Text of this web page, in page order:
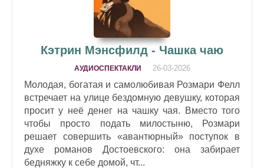
Кэтрин Мэнсфилд - Чашка чаю
АУДИОСПЕКТАКЛИ 26-03-2026
Молодая, богатая и самолюбивая Розмари Фелл
встречает на улице бездомную девушку, которая
просит у неё денег на чашку чая. Вместо того
чтобы просто подать милостыню, Розмари
решает совершить «авантюрный» поступок в
духе романов Достоевского: она забирает
бедняжку к себе домой, чт...